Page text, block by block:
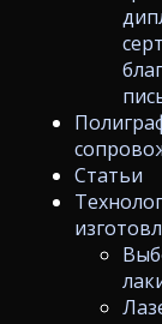
Статьи